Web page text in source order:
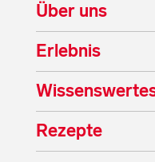
Über uns
Erlebnis
Rezepte